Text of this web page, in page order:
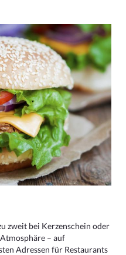
zweit bei Kerzenschein oder
– auf
Adressen für Restaurants